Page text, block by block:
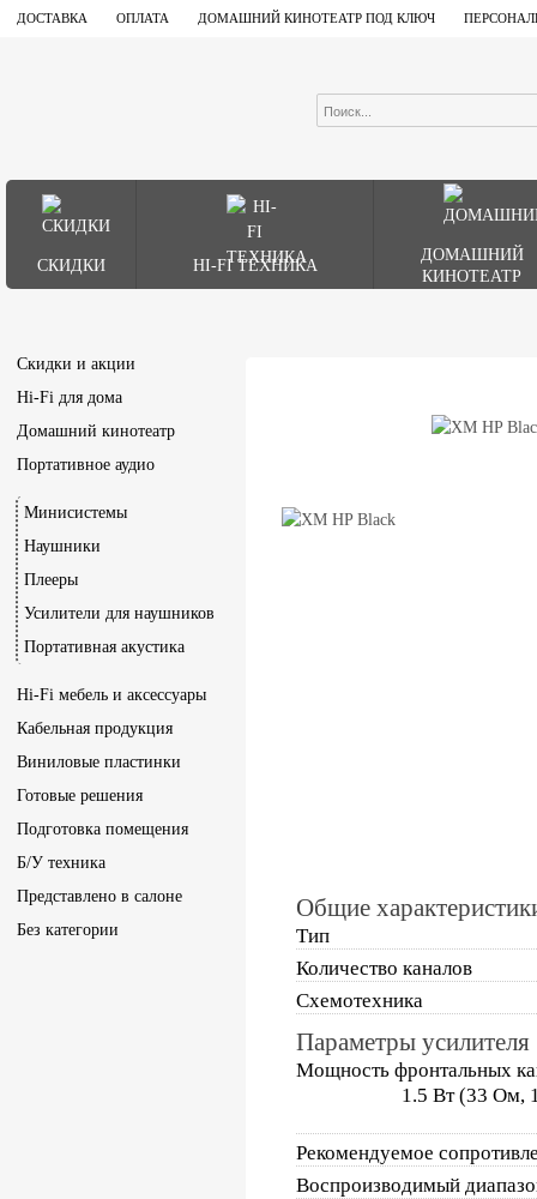
ДОСТАВКА ОПЛАТА ДОМАШНИЙ КИНОТЕАТР ПОД КЛЮЧ
СКИДКИ HI-FI ТЕХНИКА
ДОМАШНИЙ
КИНОТЕАТР
Скидки и акции
Hi-Fi для дома
Домашний кинотеатр
Портативное аудио
Минисистемы
Наушники
Плееры
Усилители для наушников
Портативная акустика
Hi-Fi мебель и аксессуары
Кабельная продукция
Виниловые пластинки
Готовые решения
Подготовка помещения
Б/У техника
Представлено в салоне
Без категории
Общие
Тип
Количество каналов
Схемотехника
Параметры усилителя
Мощность фронтальных
1.5 Вт (33 Ом,
Рекомендуемое
Воспроизводимый